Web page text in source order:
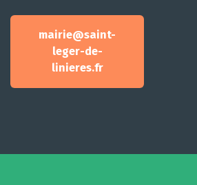
mairie@saint-
leger-de-
linieres.fr